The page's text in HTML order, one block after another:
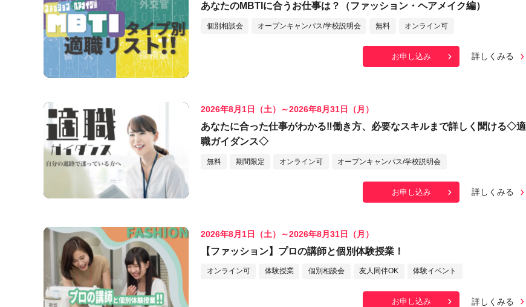
あなたのMBTIに合うお仕事は？（ファッション・ヘアメイク編）
個別相談会 オープンキャンパス/学校説明会 無料 オンライン可
お申し込み 詳しくみる
2026年8月1日（土）～2026年8月31日（月）
あなたに合った仕事がわかる‼働き方、必要なスキルまで詳しく聞ける◇適
職ガイダンス◇
無料 期間限定 オンライン可 オープンキャンパス/学校説明会
お申し込み 詳しくみる
2026年8月1日（土）～2026年8月31日（月）
【ファッション】プロの講師と個別体験授業！
オンライン可 体験授業 個別相談会 友人同伴OK 体験イベント
お申し込み 詳しくみる